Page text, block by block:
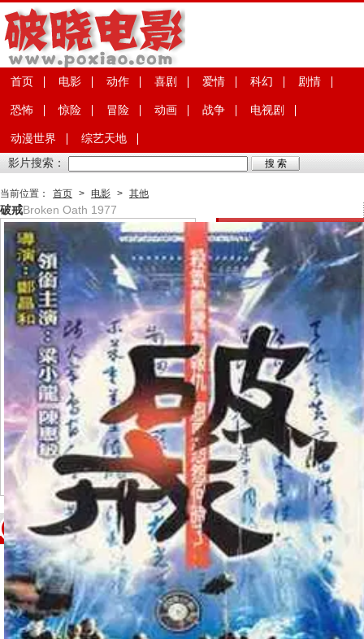
首页 电影 动作 喜剧 爱情 科幻 剧情
恐怖 惊险 冒险 动画 战争 电视剧
动漫世界
综艺天地
影片搜索：
当前位置： 首页 > 电影 > 其他
破戒Broken Oath 1977